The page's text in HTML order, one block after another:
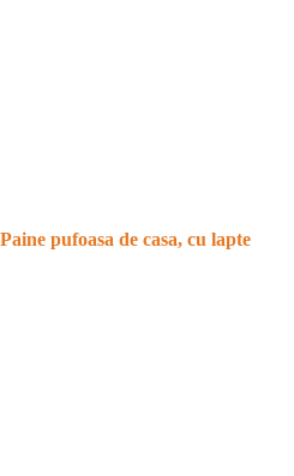
Paine pufoasa de casa, cu lapte